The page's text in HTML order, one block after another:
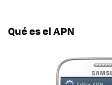
Qué es el APN